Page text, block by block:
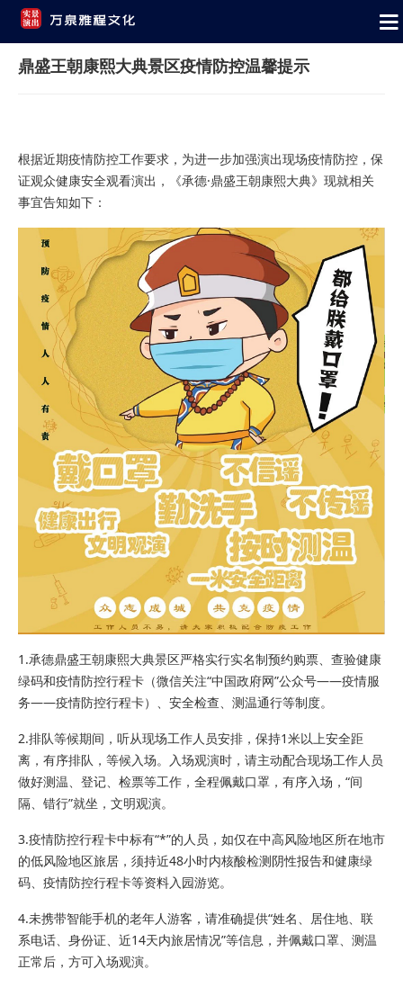
鼎盛王朝康熙大典景区疫情防控温馨提示
根据近期疫情防控工作要求，为进一步加强演出现场疫情防控，保
证观众健康安全观看演出，《承德·鼎盛王朝康熙大典》现就相关
事宜告知如下：
1.承德鼎盛王朝康熙大典景区严格实行实名制预约购票、查验健康
绿码和疫情防控行程卡（微信关注“中国政府网”公众号——疫情服
务——疫情防控行程卡）、安全检查、测温通行等制度。
2.排队等候期间，听从现场工作人员安排，保持1米以上安全距
离，有序排队，等候入场。入场观演时，请主动配合现场工作人员
做好测温、登记、检票等工作，全程佩戴口罩，有序入场，“间
隔、错行”就坐，文明观演。
3.疫情防控行程卡中标有“*”的人员，如仅在中高风险地区所在地市
的低风险地区旅居，须持近48小时内核酸检测阴性报告和健康绿
码、疫情防控行程卡等资料入园游览。
4.未携带智能手机的老年人游客，请准确提供“姓名、居住地、联
系电话、身份证、近14天内旅居情况”等信息，并佩戴口罩、测温
正常后，方可入场观演。